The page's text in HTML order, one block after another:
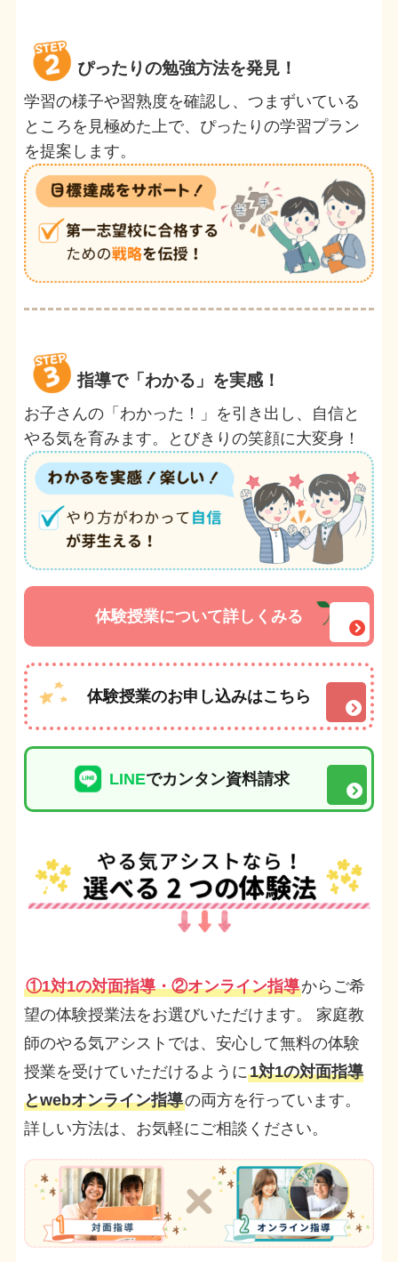
ぴったりの勉強方法を発見！
学習の様子や習熟度を確認し、つまずいている
ところを見極めた上で、ぴったりの学習プラン
を提案します。
指導で「わかる」を実感！
お子さんの「わかった！」を引き出し、自信と
やる気を育みます。とびきりの笑顔に大変身！
体験授業について詳しくみる
体験授業のお申し込みはこちら
LINEでカンタン資料請求
①1対1の対面指導・②オンライン指導からご希
望の体験授業法をお選びいただけます。 家庭教
師のやる気アシストでは、安心して無料の体験
授業を受けていただけるように1対1の対面指導
とwebオンライン指導の両方を行っています。
詳しい方法は、お気軽にご相談ください。